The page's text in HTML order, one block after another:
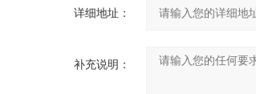
详细地址：
补充说明：